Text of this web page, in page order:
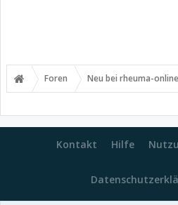
Foren Neu bei rheuma-online
Kontakt Hilfe